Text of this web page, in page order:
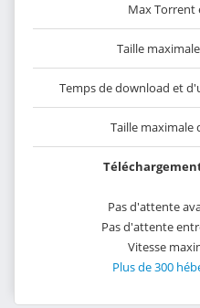
Max Torrent
Taille
Temps de download et
Taille maximale
Pas d'attente
Pas d'attente
Vitesse
Plus de 300